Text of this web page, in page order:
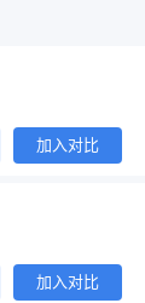
加入对比
加入对比